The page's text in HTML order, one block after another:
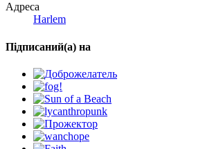
Адреса
Harlem
Підписаний(а) на